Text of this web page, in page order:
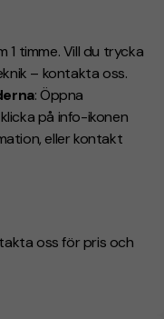
1 timme. Vill du trycka
– kontakta oss.
: Öppna
på info-ikonen
eller kontakt
oss för pris och